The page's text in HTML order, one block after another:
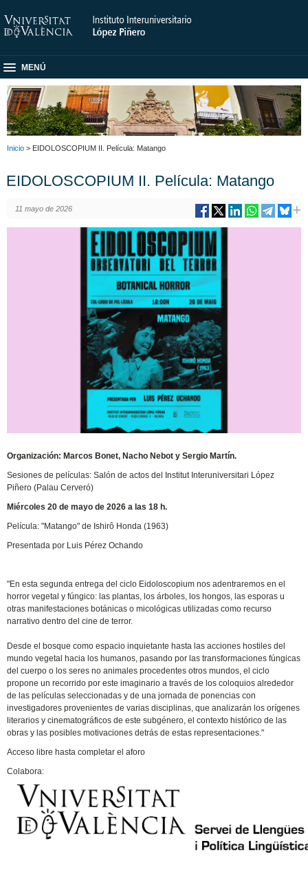
MENÚ
Inicio > EIDOLOSCOPIUM II. Película: Matango
EIDOLOSCOPIUM II. Película: Matango
11 mayo de 2026
Organización: Marcos Bonet, Nacho Nebot y Sergio Martín.
Sesiones de películas: Salón de actos del Institut Interuniversitari López
Piñero (Palau Cerveró)
Miércoles 20 de mayo de 2026 a las 18 h.
Película: "Matango" de Ishirô Honda (1963)
Presentada por Luis Pérez Ochando
"En esta segunda entrega del ciclo Eidoloscopium nos adentraremos en el
horror vegetal y fúngico: las plantas, los árboles, los hongos, las esporas u
otras manifestaciones botánicas o micológicas utilizadas como recurso
narrativo dentro del cine de terror.
Desde el bosque como espacio inquietante hasta las acciones hostiles del
mundo vegetal hacia los humanos, pasando por las transformaciones fúngicas
del cuerpo o los seres no animales procedentes otros mundos, el ciclo
propone un recorrido por este imaginario a través de los coloquios alrededor
de las películas seleccionadas y de una jornada de ponencias con
investigadores provenientes de varias disciplinas, que analizarán los orígenes
literarios y cinematográficos de este subgénero, el contexto histórico de las
obras y las posibles motivaciones detrás de estas representaciones."
Acceso libre hasta completar el aforo
Colabora: